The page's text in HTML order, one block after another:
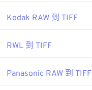
Kodak RAW 到 TIFF
RWL 到 TIFF
Panasonic RAW 到 TIFF